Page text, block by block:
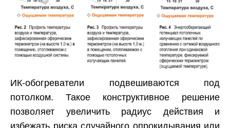
ИК-обогреватели подвешиваются под
потолком. Такое конструктивное решение
позволяет увеличить радиус действия и
избежать риска случайного опрокидывания или